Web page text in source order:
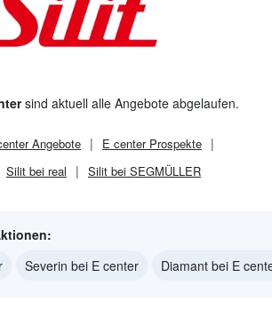
sind aktuell alle Angebote abgelaufen.
Angebote E centerProspekte
Silit bei real Silit bei SEGMÜLLER
Severin bei E center Diamant bei E